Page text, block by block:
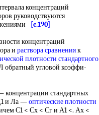
концентраций
руководствуются
[c.190]
концентраций
и раствора сравненияк
плотности стандартного
угловой коэффи-
стандартных
и Ла —оптические плотности
С1 < Сх < Сг и А1 <. Ах <